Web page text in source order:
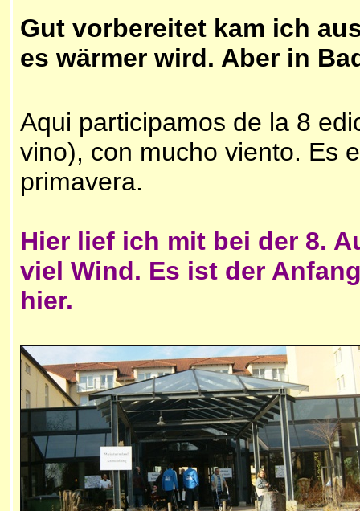
Gut vorbereitet kam ich
es wärmer wird. Aber in
Aqui participamos de la 8
vino), con mucho viento. Es
primavera.
Hier lief ich mit bei der 8.
viel Wind. Es ist der
hier.